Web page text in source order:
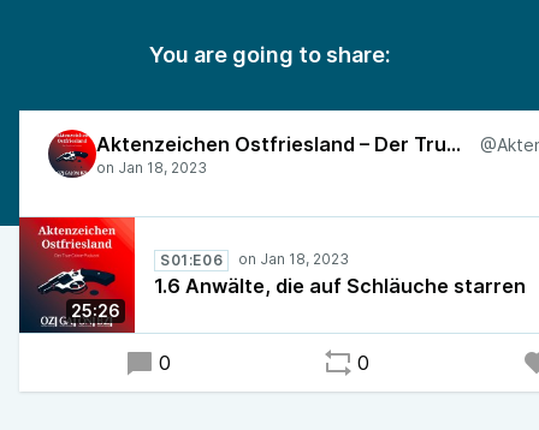
You are going to share:
Aktenzeichen Ostfriesland – Der True-Crime-Podcast
25:26
S01:E06
1.6 Anwälte, die auf Schläuche starren
0 0